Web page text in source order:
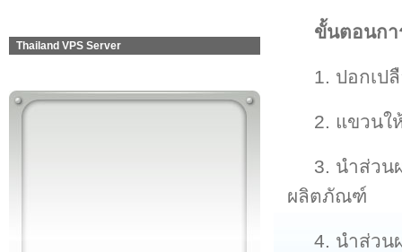
Thailand VPS Server
ขั้นตอนกา
1. ปอกเป
2. แขวนใ
3. นำส่วน
ผลิตภัณฑ์
4. นำส่วน